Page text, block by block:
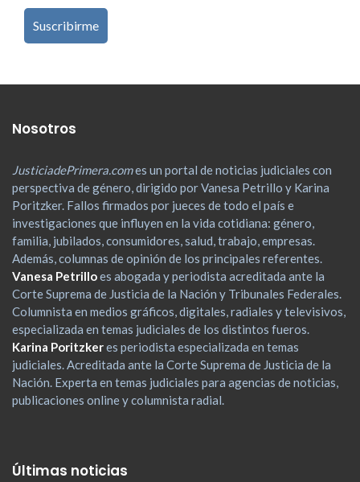
Nosotros
JusticiadePrimera.comes un portal de noticias judiciales con
perspectiva de género, dirigido por Vanesa Petrillo y Karina
Poritzker. Fallos firmados por jueces de todo el país e
investigaciones que influyen en la vida cotidiana: género,
familia, jubilados, consumidores, salud, trabajo, empresas.
Además, columnas de opinión de los principales referentes.
Vanesa Petrilloes abogada y periodista acreditada ante la
Corte Suprema de Justicia de la Nación y Tribunales Federales.
Columnista en medios gráficos, digitales, radiales y televisivos,
especializada en temas judiciales de los distintos fueros.
Karina Poritzkeres periodista especializada en temas
judiciales. Acreditada ante la Corte Suprema de Justicia de la
Nación. Experta en temas judiciales para agencias de noticias,
publicaciones online y columnista radial.
Últimas noticias